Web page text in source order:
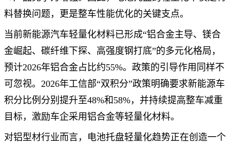
料替换问题，更是整车性能优化的关键支点。
当前新能源汽车轻量化材料已形成“铝合金主导、镁合
金崛起、碳纤维下探、高强度钢打底”的多元化格局，
预计2026年铝合金占比约55%。政策的引导作用同样不
可忽视。2026年工信部“双积分”政策明确要求新能源车
积分比例分别提升至48%和58%，并持续提高整车减重
目标，激励车企采用铝合金等轻量化材料。
对铝型材行业而言，电池托盘轻量化趋势正在创造一个